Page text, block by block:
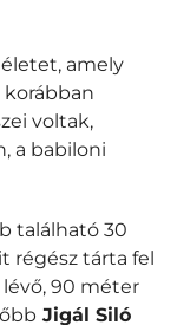
amely
korábban
voltak,
a babiloni
található 30
régész tárta fel
lévő, 90 méter
Jigál Siló